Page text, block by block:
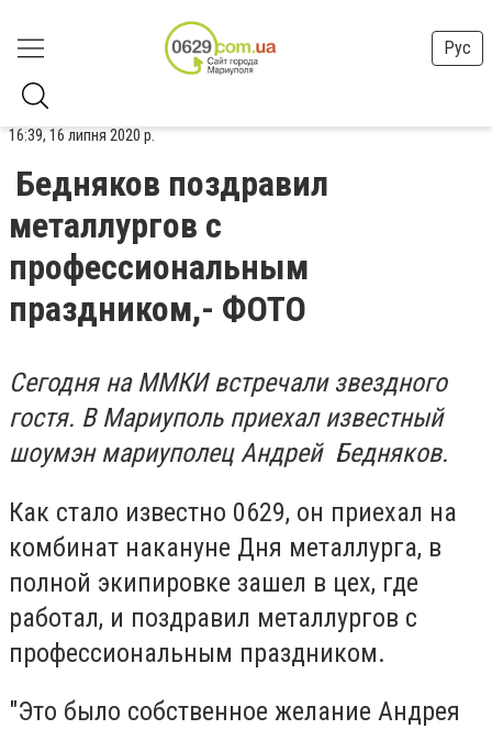
Рус
16:39, 16 липня 2020 р.
Бедняков поздравил
металлургов с
профессиональным
праздником,- ФОТО
Сегодня на ММКИ встречали звездного
гостя. В Мариуполь приехал известный
шоумэн мариуполец Андрей Бедняков.
Как стало известно 0629, он приехал на
комбинат накануне Дня металлурга, в
полной экипировке зашел в цех, где
работал, и поздравил металлургов с
профессиональным праздником.
"Это было собственное желание Андрея